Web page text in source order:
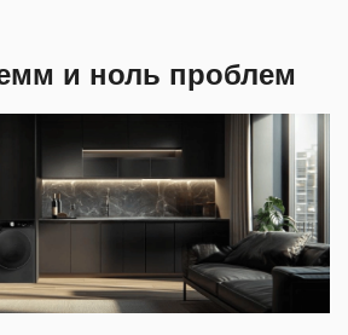
и ноль проблем